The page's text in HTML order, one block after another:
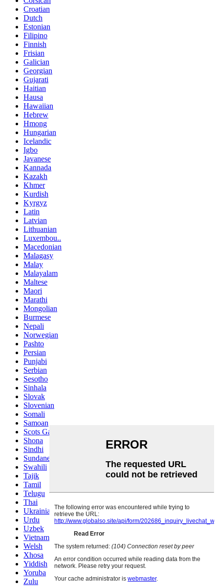
Croatian
Dutch
Estonian
Filipino
Finnish
Frisian
Galician
Georgian
Gujarati
Haitian
Hausa
Hawaiian
Hebrew
Hmong
Hungarian
Icelandic
Igbo
Javanese
Kannada
Kazakh
Khmer
Kurdish
Kyrgyz
Latin
Latvian
Lithuanian
Luxembou..
Macedonian
Malagasy
Malay
Malayalam
Maltese
Maori
Marathi
Mongolian
Burmese
Nepali
Norwegian
Pashto
Persian
Punjabi
Serbian
Sesotho
Sinhala
Slovak
Slovenian
Somali
Samoan
Scots Gaelic
Shona
Sindhi
Sundanese
Swahili
Tajik
Tamil
Telugu
Thai
Ukrainian
Urdu
Uzbek
Vietnamese
Welsh
Xhosa
Yiddish
Yoruba
Zulu